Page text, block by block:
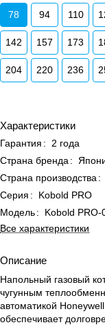
78 94 110
142 157 173
204 220 236
Характеристики
Гарантия :
2 года
Страна бренда :
Страна производства :
Серия :
Kobold PRO
Модель:
Kobold PRO-
Все характеристики
Описание
Напольный газовый
чугунным
автоматикой Honeywell
обеспечивает